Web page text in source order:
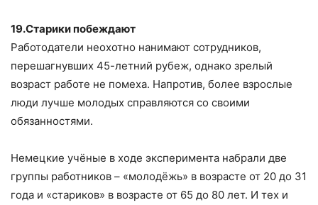
19.Старики побеждают
Работодатели неохотно нанимают сотрудников,
перешагнувших 45-летний рубеж, однако зрелый
возраст работе не помеха. Напротив, более взрослые
люди лучше молодых справляются со своими
обязанностями.
Немецкие учёные в ходе эксперимента набрали две
группы работников – «молодёжь» в возрасте от 20 до 31
года и «стариков» в возрасте от 65 до 80 лет. И тех и